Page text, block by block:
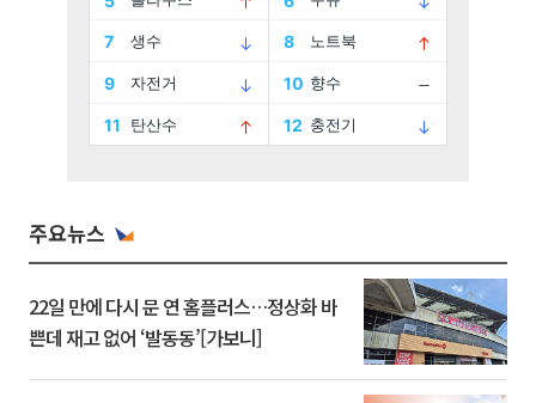
주요뉴스
22일 만에 다시 문 연 홈플러스…정상화 바
쁜데 재고 없어 ‘발동동’[가보니]